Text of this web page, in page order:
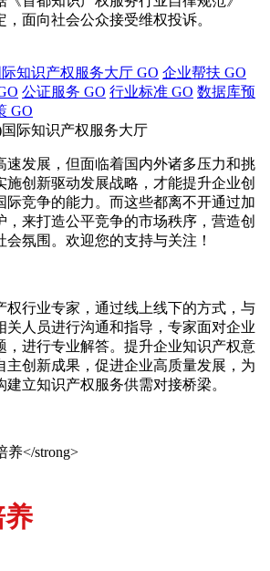
面向社会公众接受维权投诉。
知识产权服务大厅 GO 企业帮扶 GO
公证服务 GO 行业标准 GO 数据库预
GO
速发展，但面临着国内外诸多压力和挑
施创新驱动发展战略，才能提升企业创
际竞争的能力。而这些都离不开通过加
，来打造公平竞争的市场秩序，营造创
会氛围。欢迎您的支持与关注！
权行业专家，通过线上线下的方式，与
关人员进行沟通和指导，专家面对企业
，进行专业解答。提升企业知识产权意
主创新成果，促进企业高质量发展，为
建立知识产权服务供需对接桥梁。